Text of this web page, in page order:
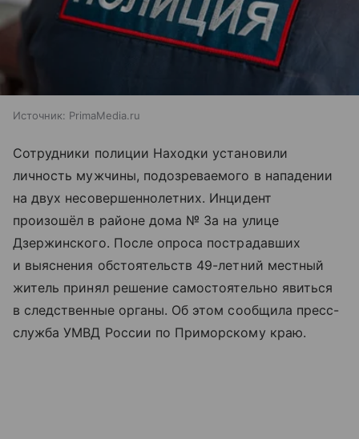
Источник: PrimaMedia.ru
Сотрудники полиции Находки установили
личность мужчины, подозреваемого в нападении
на двух несовершеннолетних. Инцидент
произошёл в районе дома № 3а на улице
Дзержинского. После опроса пострадавших
и выяснения обстоятельств 49-летний местный
житель принял решение самостоятельно явиться
в следственные органы. Об этом сообщила пресс-
служба УМВД России по Приморскому краю.